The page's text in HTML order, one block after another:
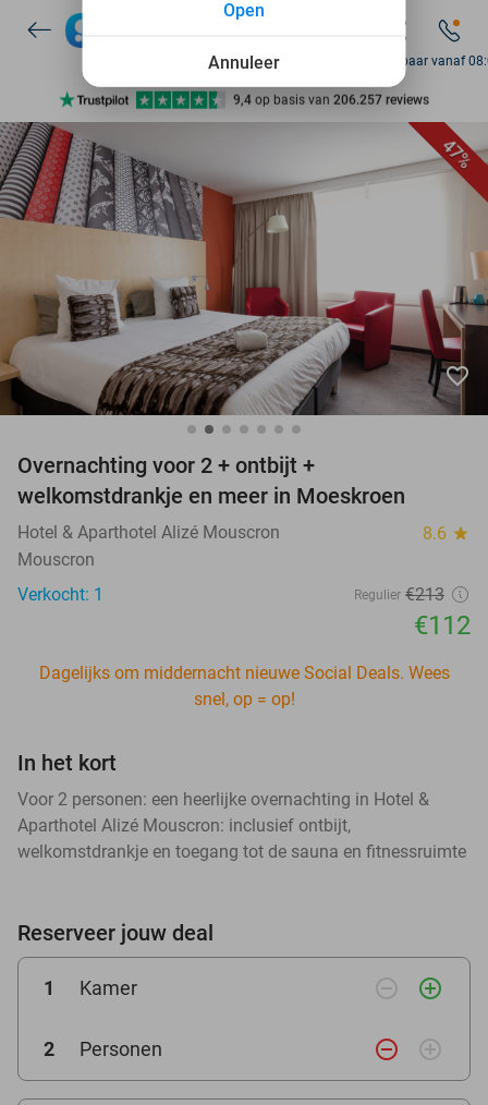
7 dagen per week beschikbaar
10+ miljoen leden
9,4 op basis van 206.257 reviews
7 dagen per week beschikbaar
10+ miljoen leden
Bereikbaar vanaf
47%
favorite_border
Overnachting voor 2 + ontbijt +
welkomstdrankje en meer in Moeskroen
Hotel & Aparthotel Alizé Mouscron 8.6 star
Mouscron
Verkocht: 1
Regulier €213
€112
Dagelijks om middernacht nieuwe Social Deals. Wees
snel, op = op!
In het kort
Voor 2 personen: een heerlijke overnachting in Hotel &
Aparthotel Alizé Mouscron: inclusief ontbijt,
welkomstdrankje en toegang tot de sauna en fitnessruimte
Reserveer jouw deal
1 Kamer remove_circle_outline add_circle_outline
2 Personen remove_circle_outline add_circle_outline
Annuleer
Open